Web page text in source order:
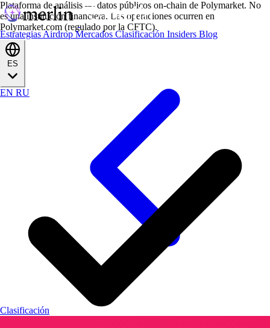
Estrategias AirdropMercados Clasificación Insiders Blog
EN RU
Plataforma de análisis — datos públicos on-chain de Polymarket. No
es una institución financiera. Las operaciones ocurren en
Polymarket.com (regulado por la CFTC).
Clasificación